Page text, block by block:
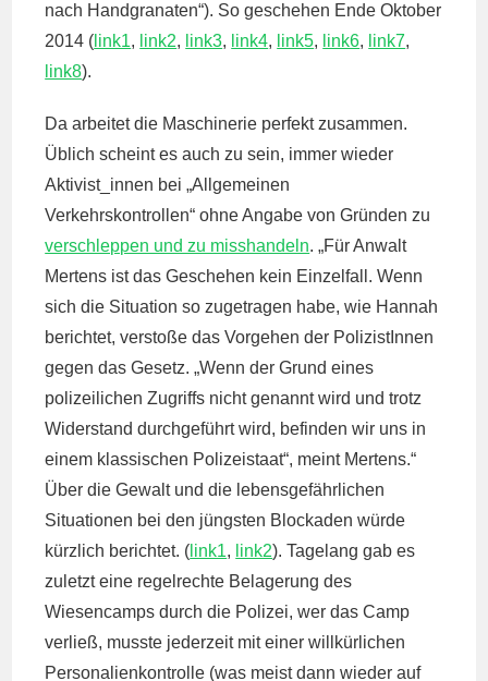
nach Handgranaten“). So geschehen Ende Oktober
2014 ( link1, link2, link3, link4, link5, link6, link7,
link8).
Da arbeitet die Maschinerie perfekt zusammen.
Üblich scheint es auch zu sein, immer wieder
Aktivist_innen bei „Allgemeinen
Verkehrskontrollen“ ohne Angabe von Gründen zu
verschleppen und zu misshandeln. „Für Anwalt
Mertens ist das Geschehen kein Einzelfall. Wenn
sich die Situation so zugetragen habe, wie Hannah
berichtet, verstoße das Vorgehen der PolizistInnen
gegen das Gesetz. „Wenn der Grund eines
polizeilichen Zugriffs nicht genannt wird und trotz
Widerstand durchgeführt wird, befinden wir uns in
einem klassischen Polizeistaat“, meint Mertens.“
Über die Gewalt und die lebensgefährlichen
Situationen bei den jüngsten Blockaden würde
kürzlich berichtet. ( link1, link2). Tagelang gab es
zuletzt eine regelrechte Belagerung des
Wiesencamps durch die Polizei, wer das Camp
verließ, musste jederzeit mit einer willkürlichen
Personalienkontrolle (was meist dann wieder auf